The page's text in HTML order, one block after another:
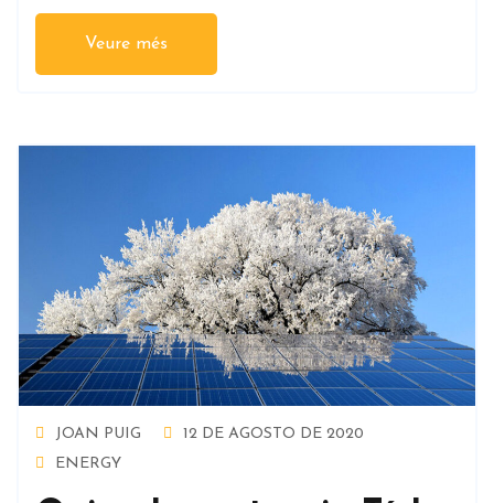
Veure més
JOAN PUIG
12 DE AGOSTO DE 2020
ENERGY